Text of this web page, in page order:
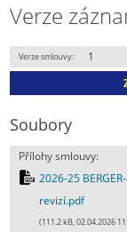
Verze
Verze smlouvy: 1
Soubory
Přílohy smlouvy:
2026-25
revizí.pdf
(111.2 kB, 02.04.2026